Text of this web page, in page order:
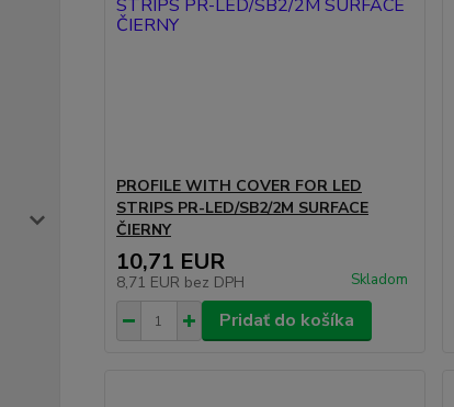
PROFILE WITH COVER FOR LED
STRIPS PR-LED/SB2/2M SURFACE
ČIERNY
10,71 EUR
8,71 EUR bez DPH Skladom
Pridať do košíka